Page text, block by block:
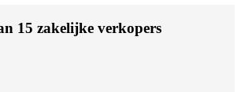
15 zakelijke verkopers